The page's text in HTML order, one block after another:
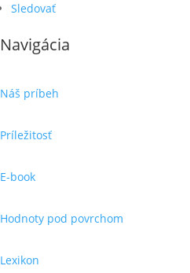
Sledovať
Navigácia
Náš príbeh
Príležitosť
E-book
Hodnoty pod povrchom
Lexikon